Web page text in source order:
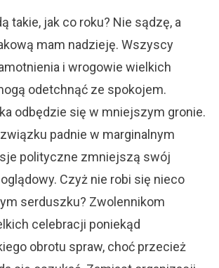
takie, jak co roku? Nie sądzę, a
mam nadzieję. Wszyscy
i wrogowie wielkich
odetchnąć ze spokojem.
odbędzie się w mniejszym gronie.
padnie w marginalnym
polityczne zmniejszą swój
Czyż nie robi się nieco
serduszku? Zwolennikom
celebracji poniekąd
obrotu spraw, choć przecież